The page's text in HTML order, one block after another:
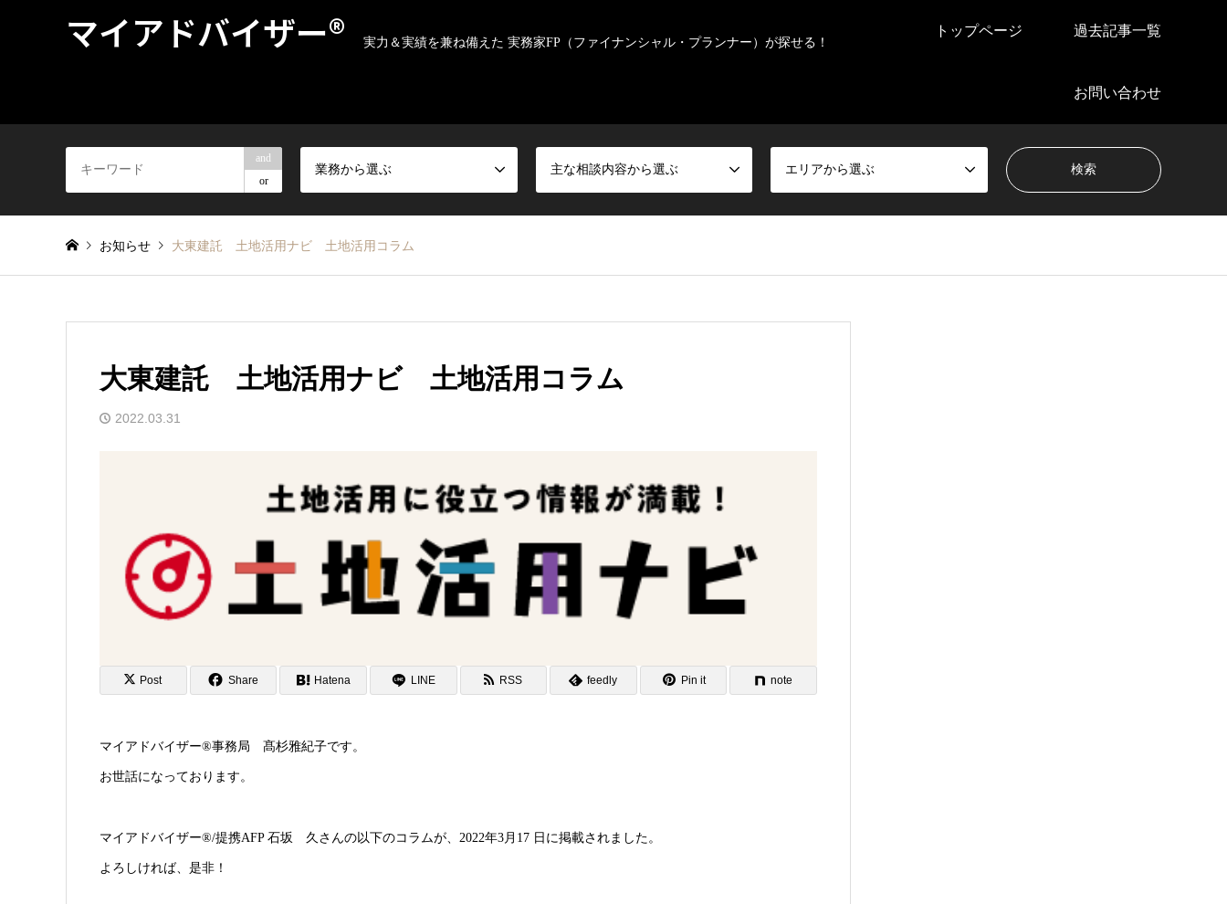
マイアドバイザー® 実力＆実績を兼ね備えた 実務家FP（ファイナンシャル・プランナー）が探せる！
トップページ 過去記事一覧
お問い合わせ
and
or
業務から選ぶ 主な相談内容から選ぶ エリアから選ぶ
お知らせ 大東建託 土地活用ナビ 土地活用コラム
大東建託 土地活用ナビ 土地活用コラム
2022.03.31
Post Share Hatena LINE RSS feedly Pin it note
マイアドバイザー®︎事務局 髙杉雅紀子です。
お世話になっております。
マイアドバイザー®/提携AFP 石坂 久さんの以下のコラムが、2022年3月17 日に掲載されました。
よろしければ、是非！